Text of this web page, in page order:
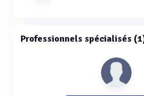
Professionnels spécialisés